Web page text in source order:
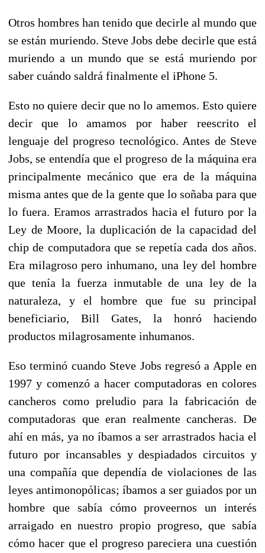
Otros hombres han tenido que decirle al mundo que
se están muriendo. Steve Jobs debe decirle que está
muriendo a un mundo que se está muriendo por
saber cuándo saldrá finalmente el iPhone 5.
Esto no quiere decir que no lo amemos. Esto quiere
decir que lo amamos por haber reescrito el
lenguaje del progreso tecnológico. Antes de Steve
Jobs, se entendía que el progreso de la máquina era
principalmente mecánico que era de la máquina
misma antes que de la gente que lo soñaba para que
lo fuera. Eramos arrastrados hacia el futuro por la
Ley de Moore, la duplicación de la capacidad del
chip de computadora que se repetía cada dos años.
Era milagroso pero inhumano, una ley del hombre
que tenía la fuerza inmutable de una ley de la
naturaleza, y el hombre que fue su principal
beneficiario, Bill Gates, la honró haciendo
productos milagrosamente inhumanos.
Eso terminó cuando Steve Jobs regresó a Apple en
1997 y comenzó a hacer computadoras en colores
cancheros como preludio para la fabricación de
computadoras que eran realmente cancheras. De
ahí en más, ya no íbamos a ser arrastrados hacia el
futuro por incansables y despiadados circuitos y
una compañía que dependía de violaciones de las
leyes antimonopólicas; íbamos a ser guiados por un
hombre que sabía cómo proveernos un interés
arraigado en nuestro propio progreso, que sabía
cómo hacer que el progreso pareciera una cuestión